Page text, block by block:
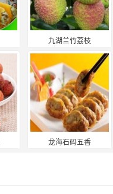
九湖兰竹荔枝
龙海石码五香